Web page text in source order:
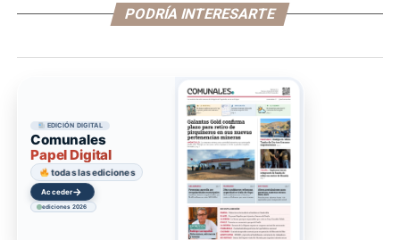
PODRÍA INTERESARTE
EDICIÓN DIGITAL
Comunales
Papel Digital
todas las ediciones
Acceder→
ediciones 2026